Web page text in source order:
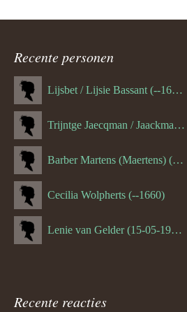
Recente personen
Lijsbet / Lijsie Bassant (--1687)
Trijntge Jaecqman / Jaackman (--1651)
Barber Martens (Maertens) (--1658)
Cecilia Wolpherts (--1660)
Lenie van Gelder (15-05-1970)
Recente reacties